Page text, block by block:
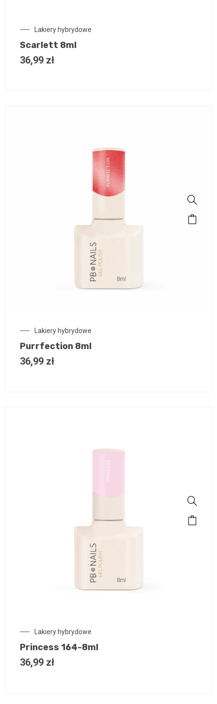
Lakiery hybrydowe
Scarlett 8ml
36,99 zł
Lakiery hybrydowe
Purrfection 8ml
36,99 zł
Lakiery hybrydowe
Princess 164-8ml
36,99 zł